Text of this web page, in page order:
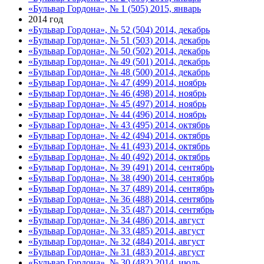
«Бульвар Гордона», № 1 (505) 2015, январь
2014 год
«Бульвар Гордона», № 52 (504) 2014, декабрь
«Бульвар Гордона», № 51 (503) 2014, декабрь
«Бульвар Гордона», № 50 (502) 2014, декабрь
«Бульвар Гордона», № 49 (501) 2014, декабрь
«Бульвар Гордона», № 48 (500) 2014, декабрь
«Бульвар Гордона», № 47 (499) 2014, ноябрь
«Бульвар Гордона», № 46 (498) 2014, ноябрь
«Бульвар Гордона», № 45 (497) 2014, ноябрь
«Бульвар Гордона», № 44 (496) 2014, ноябрь
«Бульвар Гордона», № 43 (495) 2014, октябрь
«Бульвар Гордона», № 42 (494) 2014, октябрь
«Бульвар Гордона», № 41 (493) 2014, октябрь
«Бульвар Гордона», № 40 (492) 2014, октябрь
«Бульвар Гордона», № 39 (491) 2014, сентябрь
«Бульвар Гордона», № 38 (490) 2014, сентябрь
«Бульвар Гордона», № 37 (489) 2014, сентябрь
«Бульвар Гордона», № 36 (488) 2014, сентябрь
«Бульвар Гордона», № 35 (487) 2014, сентябрь
«Бульвар Гордона», № 34 (486) 2014, август
«Бульвар Гордона», № 33 (485) 2014, август
«Бульвар Гордона», № 32 (484) 2014, август
«Бульвар Гордона», № 31 (483) 2014, август